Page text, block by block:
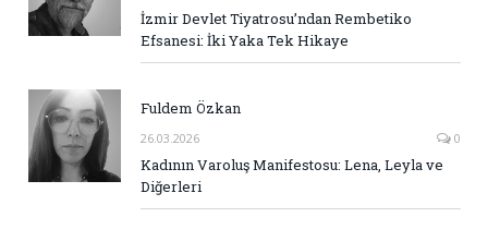
İzmir Devlet Tiyatrosu’ndan Rembetiko
Efsanesi: İki Yaka Tek Hikaye
Fuldem Özkan
26.03.2026 0
Kadının Varoluş Manifestosu: Lena, Leyla ve
Diğerleri